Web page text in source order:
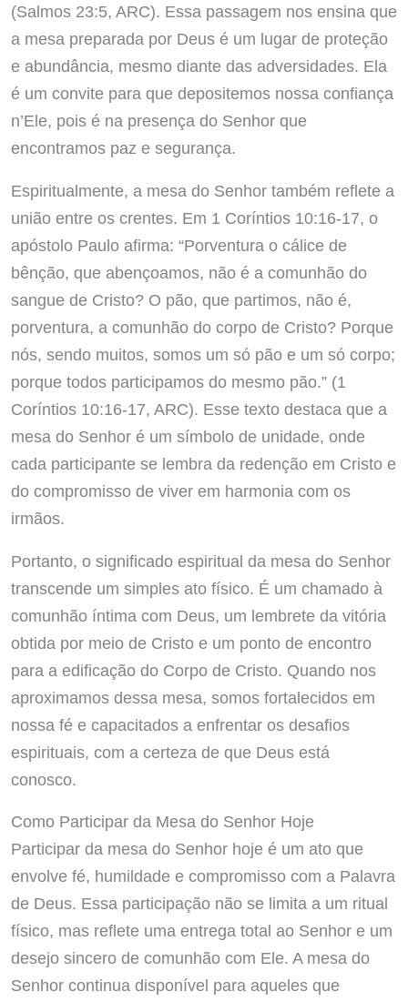
(Salmos 23:5, ARC). Essa passagem nos ensina que
a mesa preparada por Deus é um lugar de proteção
e abundância, mesmo diante das adversidades. Ela
é um convite para que depositemos nossa confiança
n’Ele, pois é na presença do Senhor que
encontramos paz e segurança.
Espiritualmente, a mesa do Senhor também reflete a
união entre os crentes. Em 1 Coríntios 10:16-17, o
apóstolo Paulo afirma: “Porventura o cálice de
bênção, que abençoamos, não é a comunhão do
sangue de Cristo? O pão, que partimos, não é,
porventura, a comunhão do corpo de Cristo? Porque
nós, sendo muitos, somos um só pão e um só corpo;
porque todos participamos do mesmo pão.” (1
Coríntios 10:16-17, ARC). Esse texto destaca que a
mesa do Senhor é um símbolo de unidade, onde
cada participante se lembra da redenção em Cristo e
do compromisso de viver em harmonia com os
irmãos.
Portanto, o significado espiritual da mesa do Senhor
transcende um simples ato físico. É um chamado à
comunhão íntima com Deus, um lembrete da vitória
obtida por meio de Cristo e um ponto de encontro
para a edificação do Corpo de Cristo. Quando nos
aproximamos dessa mesa, somos fortalecidos em
nossa fé e capacitados a enfrentar os desafios
espirituais, com a certeza de que Deus está
conosco.
Como Participar da Mesa do Senhor Hoje
Participar da mesa do Senhor hoje é um ato que
envolve fé, humildade e compromisso com a Palavra
de Deus. Essa participação não se limita a um ritual
físico, mas reflete uma entrega total ao Senhor e um
desejo sincero de comunhão com Ele. A mesa do
Senhor continua disponível para aqueles que